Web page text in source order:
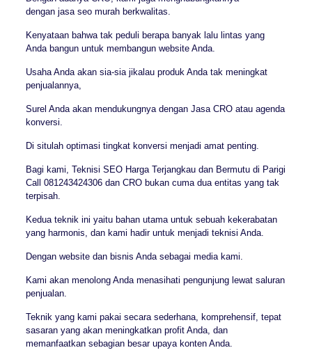
dengan jasa seo murah berkwalitas.
Kenyataan bahwa tak peduli berapa banyak lalu lintas yang
Anda bangun untuk membangun website Anda.
Usaha Anda akan sia-sia jikalau produk Anda tak meningkat
penjualannya,
Surel Anda akan mendukungnya dengan Jasa CRO atau agenda
konversi.
Di situlah optimasi tingkat konversi menjadi amat penting.
Bagi kami, Teknisi SEO Harga Terjangkau dan Bermutu di Parigi
Call 081243424306 dan CRO bukan cuma dua entitas yang tak
terpisah.
Kedua teknik ini yaitu bahan utama untuk sebuah kekerabatan
yang harmonis, dan kami hadir untuk menjadi teknisi Anda.
Dengan website dan bisnis Anda sebagai media kami.
Kami akan menolong Anda menasihati pengunjung lewat saluran
penjualan.
Teknik yang kami pakai secara sederhana, komprehensif, tepat
sasaran yang akan meningkatkan profit Anda, dan
memanfaatkan sebagian besar upaya konten Anda.